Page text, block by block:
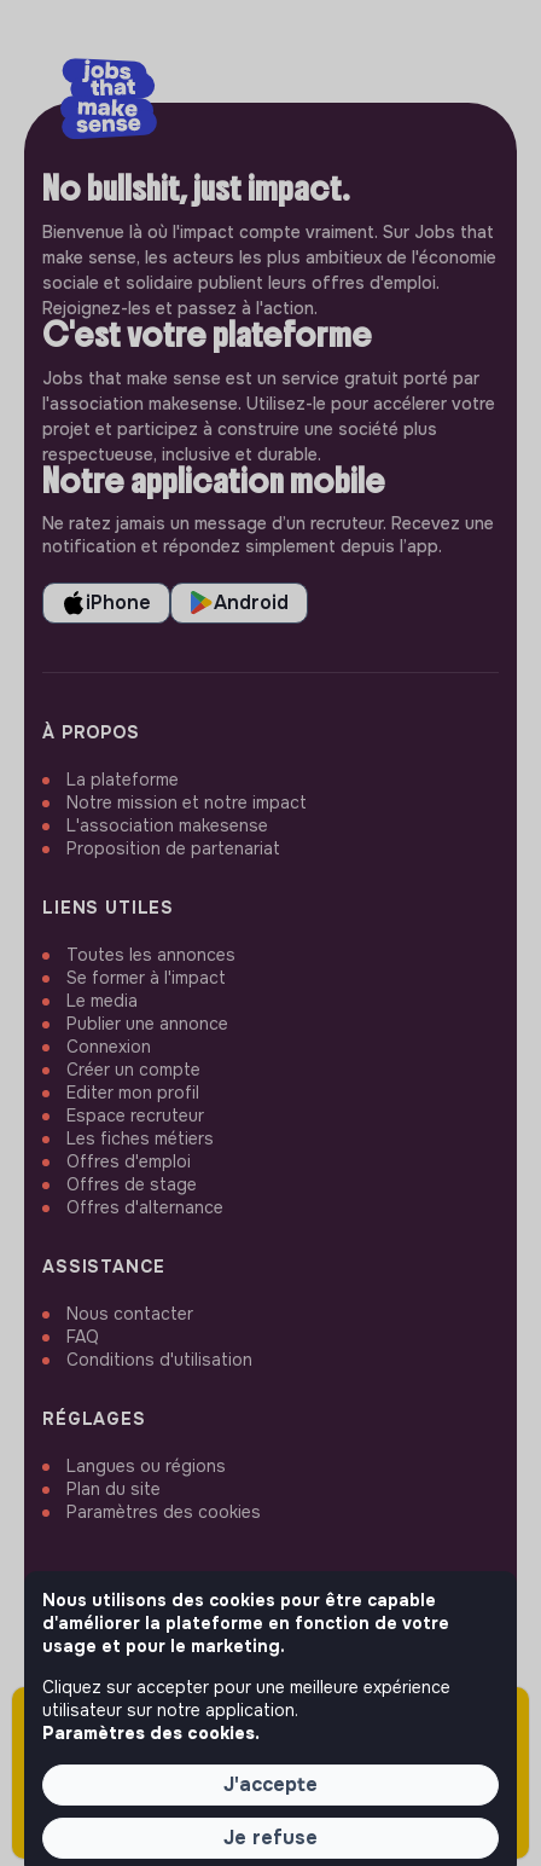
Attention cette annonce a été publiée il y a
plus de 60 jours (le 13/05/2026) et est sans
doute expirée ou non mise à jour.
No bullshit, just impact.
Bienvenue là où l'impact compte vraiment. Sur Jobs that
make sense, les acteurs les plus ambitieux de l'économie
sociale et solidaire publient leurs offres d'emploi.
Rejoignez-les et passez à l'action.
C'est votre plateforme
Jobs that make sense est un service gratuit porté par
l'association makesense. Utilisez-le pour accélerer votre
projet et participez à construire une société plus
respectueuse, inclusive et durable.
Notre application mobile
Ne ratez jamais un message d’un recruteur. Recevez une
notification et répondez simplement depuis l’app.
iPhone Android
À PROPOS
La plateforme
Notre mission et notre impact
L'association makesense
Proposition de partenariat
LIENS UTILES
Toutes les annonces
Se former à l'impact
Le media
Publier une annonce
Connexion
Créer un compte
Editer mon profil
Espace recruteur
Les fiches métiers
Offres d'emploi
Offres de stage
Offres d'alternance
ASSISTANCE
Nous contacter
FAQ
Conditions d'utilisation
RÉGLAGES
Langues ou régions
Plan du site
Paramètres des cookies
SUIVEZ-NOUS
© 2026 jobs that makesense.
Nous utilisons des cookies pour être capable
d'améliorer la plateforme en fonction de votre
usage et pour le marketing.
Cliquez sur accepter pour une meilleure expérience
utilisateur sur notre application.
Paramètres des cookies.
J'accepte
Je refuse